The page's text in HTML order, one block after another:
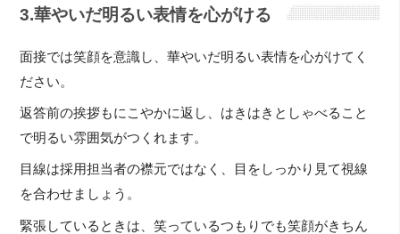
3.華やいだ明るい表情を心がける
面接では笑顔を意識し、華やいだ明るい表情を心がけてく
ださい。
返答前の挨拶もにこやかに返し、はきはきとしゃべること
で明るい雰囲気がつくれます。
目線は採用担当者の襟元ではなく、目をしっかり見て視線
を合わせましょう。
緊張しているときは、笑っているつもりでも笑顔がきちん